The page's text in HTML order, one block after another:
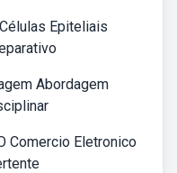
Epiteliais
Abordagem
Comercio Eletronico